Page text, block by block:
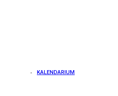
KALENDARIUM